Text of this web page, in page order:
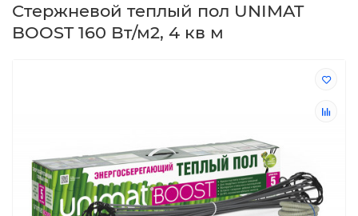
Стержневой теплый пол UNIMAT
BOOST 160 Вт/м2, 4 кв м